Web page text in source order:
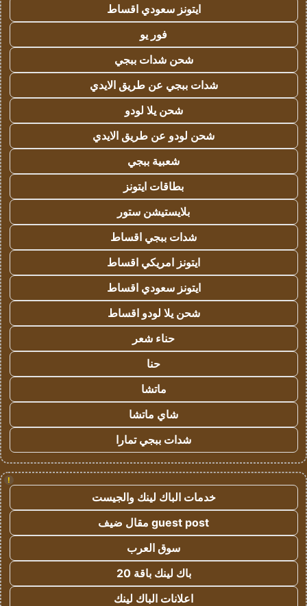
ايتونز سعودي اقساط
فور يو
شحن شدات ببجي
شدات ببجي عن طريق الايدي
شحن يلا لودو
شحن لودو عن طريق الايدي
شعبية ببجي
بطاقات ايتونز
بلايستيشن ستور
شدات ببجي اقساط
ايتونز امريكي اقساط
ايتونز سعودي اقساط
شحن يلا لودو اقساط
حناء شعر
حنا
ماتشا
شاي ماتشا
شدات ببجي تمارا
!
خدمات الباك لينك والجيست
guest post مقال ضيف
سوق العرب
باك لينك باقة 20
اعلانات الباك لينك